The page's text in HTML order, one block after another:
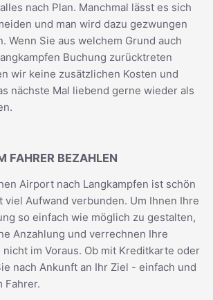
nach Plan. Manchmal lässt es sich
und man wird dazu gezwungen
Wenn Sie aus welchem Grund auch
Buchung zurücktreten
wir keine zusätzlichen Kosten und
nächste Mal liebend gerne wieder als
FAHRER BEZAHLEN
Airport nach Langkampfen ist schön
viel Aufwand verbunden. Um Ihnen Ihre
so einfach wie möglich zu gestalten,
Anzahlung und verrechnen Ihre
nicht im Voraus. Ob mit Kreditkarte oder
nach Ankunft an Ihr Ziel - einfach und
Fahrer.